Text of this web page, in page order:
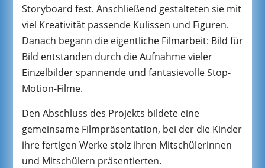
Storyboard fest. Anschließend gestalteten sie mit
viel Kreativität passende Kulissen und Figuren.
Danach begann die eigentliche Filmarbeit: Bild für
Bild entstanden durch die Aufnahme vieler
Einzelbilder spannende und fantasievolle Stop-
Motion-Filme.
Den Abschluss des Projekts bildete eine
gemeinsame Filmpräsentation, bei der die Kinder
ihre fertigen Werke stolz ihren Mitschülerinnen
und Mitschülern präsentierten.